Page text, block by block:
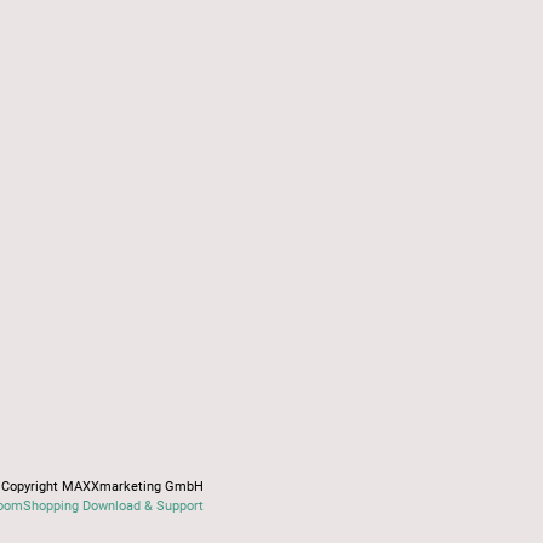
Copyright MAXXmarketing GmbH
Download & Support